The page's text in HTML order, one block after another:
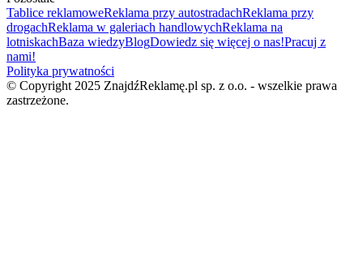
Tablice reklamoweReklama przy autostradachReklama przy
drogachReklama w galeriach handlowychReklama na
lotniskachBaza wiedzyBlogDowiedz się więcej o nas!Pracuj z
nami!
Polityka prywatności
© Copyright 2025 ZnajdźReklamę.pl sp. z o.o. - wszelkie prawa
zastrzeżone.